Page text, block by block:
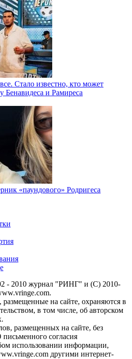
Стало известно, кто может
Бенавидеса и Рамиреса
«паундового» Родригеса
- 2010 журнал "РИНГ" и (С) 2010-
на сайте, охраняются в
в том числе, об авторском
размещенных на сайте, без
согласия
информации,
другими интернет-